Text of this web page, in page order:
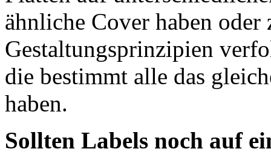
ähnliche Cover haben
Gestaltungsprinzipien
die bestimmt alle das
haben.
Sollten Labels noch auf